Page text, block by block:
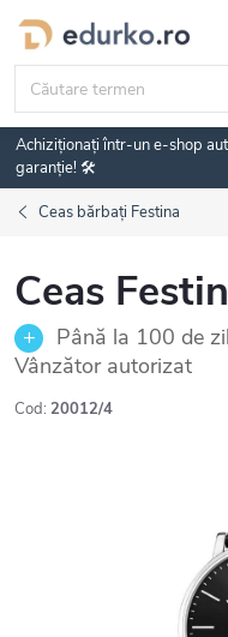
Treci
conținut
Achiziționați într-un e-shop
garanție! 🛠️
Ceas bărbați Festina
Ceas
Până la 100 de
Vânzător autorizat
Cod: 20012/4